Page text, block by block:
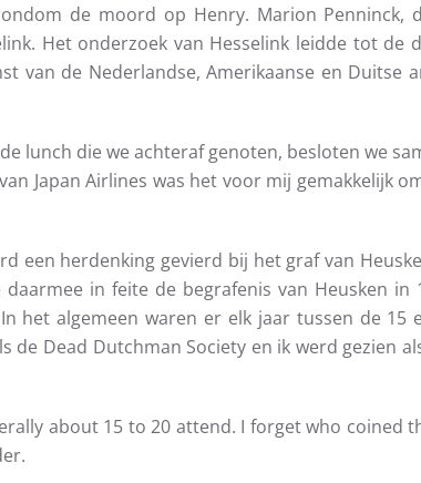
de moord op Henry. Marion Penninck,
Het onderzoek van Hesselink leidde tot de
van de Nederlandse, Amerikaanse en Duitse
lunch die we achteraf genoten, besloten we
Japan Airlines was het voor mij gemakkelijk
een herdenking gevierd bij het graf van
in feite de begrafenis van Heusken in
het algemeen waren er elk jaar tussen de 15
de Dead Dutchman Society en ik werd gezien
about 15 to 20 attend. I forget who coined